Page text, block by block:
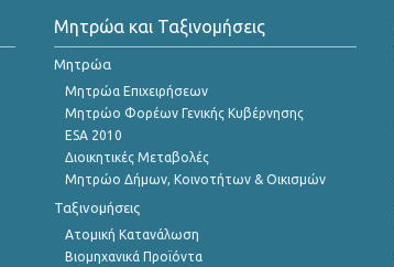
Μητρώα και Ταξινομήσεις
Μητρώα
Μητρώα Επιχειρήσεων
Μητρώο Φορέων Γενικής Κυβέρνησης
ESA 2010
Διοικητικές Μεταβολές
Μητρώο Δήμων, Κοινοτήτων & Οικισμών
Ταξινομήσεις
Ατομική Κατανάλωση
Βιομηχανικά Προϊόντα